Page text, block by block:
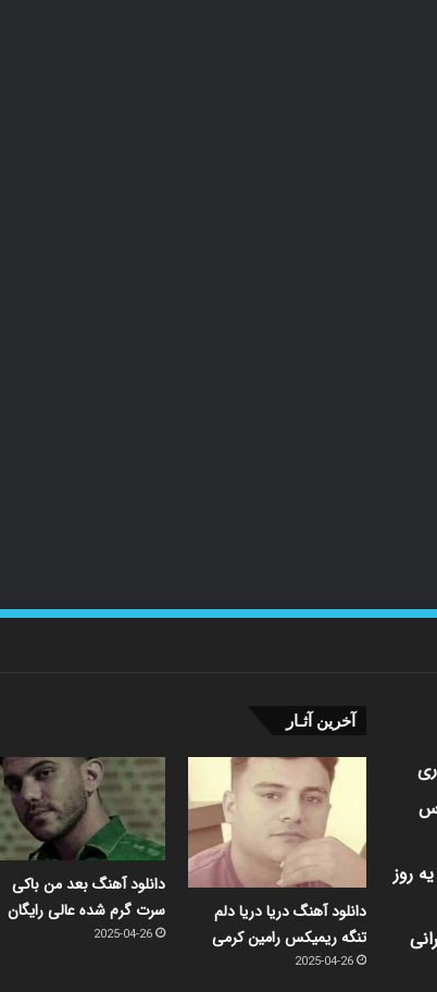
روز
آخرین آثـار
دانلود آهنگ دریا دریا دلم
تنگه ریمیکس رامین کرمی
2025-04-26
دانلود آهنگ بعد من باکی
سرت گرم شده عالی رایگان
2025-04-26